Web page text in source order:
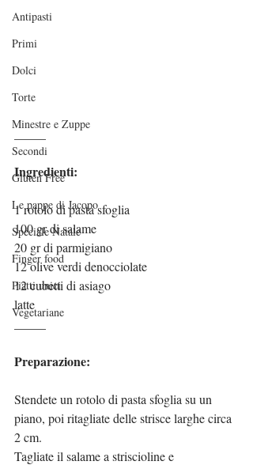
Antipasti
Primi
Dolci
Torte
Minestre e Zuppe
Secondi
Gluten Free
Le pappe di Jacopo
Speciale Natale
Finger food
Piatti unici
Vegetariane
_____
Ingredienti:
1 rotolo di pasta sfoglia
100 gr di salame
20 gr di parmigiano
12 olive verdi denocciolate
12 cubetti di asiago
latte
_____
Preparazione:
Stendete un rotolo di pasta sfoglia su un
piano, poi ritagliate delle strisce larghe circa
2 cm.
Tagliate il salame a striscioline e